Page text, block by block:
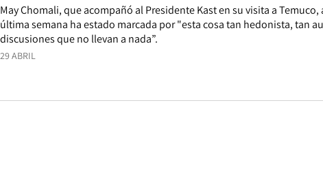
29 ABRIL
May Chomali, que acompañó al Presidente Kast en su visita a Temuco,
última semana ha estado marcada por "esta cosa tan hedonista, tan
discusiones que no llevan a nada”.